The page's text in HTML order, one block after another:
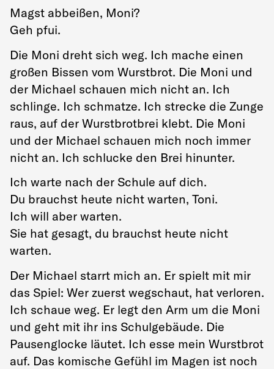
Magst abbeißen, Moni?
Geh pfui.
Die Moni dreht sich weg. Ich mache einen
großen Bissen vom Wurstbrot. Die Moni und
der Michael schauen mich nicht an. Ich
schlinge. Ich schmatze. Ich strecke die Zunge
raus, auf der Wurstbrotbrei klebt. Die Moni
und der Michael schauen mich noch immer
nicht an. Ich schlucke den Brei hinunter.
Ich warte nach der Schule auf dich.
Du brauchst heute nicht warten, Toni.
Ich will aber warten.
Sie hat gesagt, du brauchst heute nicht
warten.
Der Michael starrt mich an. Er spielt mit mir
das Spiel: Wer zuerst wegschaut, hat verloren.
Ich schaue weg. Er legt den Arm um die Moni
und geht mit ihr ins Schulgebäude. Die
Pausenglocke läutet. Ich esse mein Wurstbrot
auf. Das komische Gefühl im Magen ist noch